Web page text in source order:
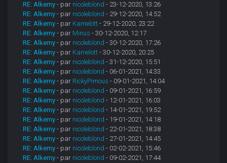
RE: Alkemy - par nicoleblond - 23-12-2020, 13:26
RE: Alkemy - par nicoleblond - 29-12-2020, 14:52
RE: Alkemy - par Kamelott - 29-12-2020, 23:22
RE: Alkemy - par Minus - 30-12-2020, 12:17
RE: Alkemy - par nicoleblond - 30-12-2020, 17:26
RE: Alkemy - par Kamelott - 30-12-2020, 20:25
RE: Alkemy - par nicoleblond - 31-12-2020, 15:51
RE: Alkemy - par nicoleblond - 06-01-2021, 14:33
RE: Alkemy - par RickyPimous - 09-01-2021, 14:04
RE: Alkemy - par nicoleblond - 09-01-2021, 16:59
RE: Alkemy - par nicoleblond - 12-01-2021, 16:03
RE: Alkemy - par nicoleblond - 14-01-2021, 19:52
RE: Alkemy - par nicoleblond - 19-01-2021, 14:18
RE: Alkemy - par nicoleblond - 22-01-2021, 18:38
RE: Alkemy - par nicoleblond - 27-01-2021, 14:45
RE: Alkemy - par nicoleblond - 02-02-2021, 15:46
RE: Alkemy - par nicoleblond - 09-02-2021, 17:44